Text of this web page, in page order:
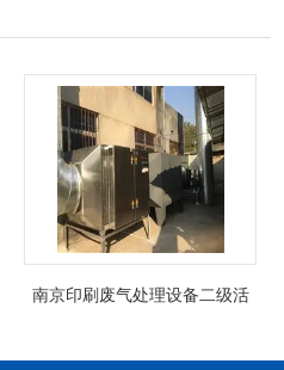
南京印刷废气处理设备二级活